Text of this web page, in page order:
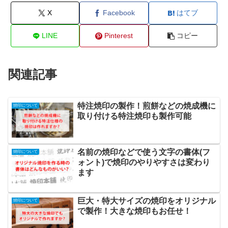
X Facebook はてブ
LINE Pinterest コピー
関連記事
焼印について
特注焼印の製作！煎餅などの焼成機に
取り付ける特注焼印も製作可能
焼印について
名前の焼印などで使う文字の書体(フ
ォント)で焼印のやりやすさは変わり
ます
焼印について
巨大・特大サイズの焼印をオリジナル
で製作！大きな焼印もお任せ！